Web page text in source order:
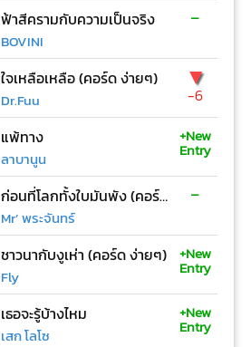
ฟ้าสีครามกับความเป็นจริง
BOVINI
-
ใจเหลือเหลือ (คอร์ด ง่ายๆ)
Dr.Fuu
▼
-6
แพ้ทาง
ลาบานูน
+New
Entry
ก่อนที่โลกทั้งใบมันพัง (คอร์ด ง่ายๆ)
Mr’ พระจันทร์
-
ชาวนากับงูเห่า (คอร์ด ง่ายๆ)
Fly
+New
Entry
เธอจะรู้บ้างไหม
เสก โลโซ
+New
Entry